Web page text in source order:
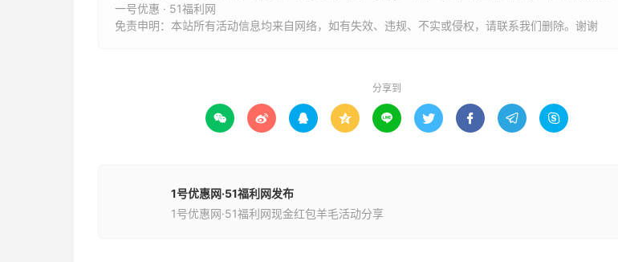
一号优惠 · 51福利网
免责申明：本站所有活动信息均来自网络，如有失效、违规、不实或侵权，请联系我们删除。谢谢
分享到
        
1号优惠网·51福利网发布
1号优惠网·51福利网现金红包羊毛活动分享